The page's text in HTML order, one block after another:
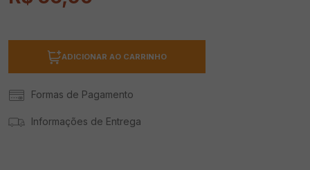
ADICIONAR AO CARRINHO
Formas de Pagamento
Informações de Entrega